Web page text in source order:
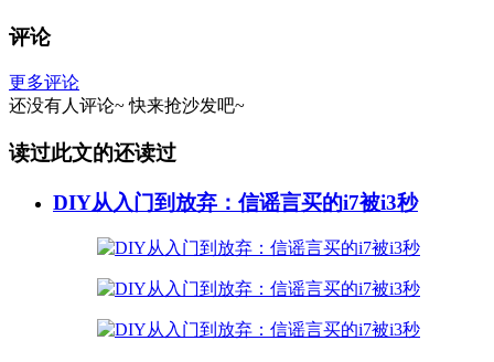
评论
更多评论
还没有人评论~ 快来抢沙发吧~
读过此文的还读过
DIY从入门到放弃：信谣言买的i7被i3秒